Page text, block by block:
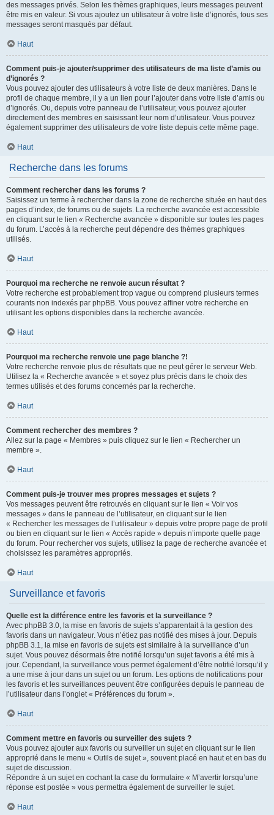
des messages privés. Selon les thèmes graphiques, leurs messages peuvent
être mis en valeur. Si vous ajoutez un utilisateur à votre liste d’ignorés, tous ses
messages seront masqués par défaut.
Haut
Comment puis-je ajouter/supprimer des utilisateurs de ma liste d’amis ou
d’ignorés ?
Vous pouvez ajouter des utilisateurs à votre liste de deux manières. Dans le
profil de chaque membre, il y a un lien pour l’ajouter dans votre liste d’amis ou
d’ignorés. Ou, depuis votre panneau de l’utilisateur, vous pouvez ajouter
directement des membres en saisissant leur nom d’utilisateur. Vous pouvez
également supprimer des utilisateurs de votre liste depuis cette même page.
Haut
Recherche dans les forums
Comment rechercher dans les forums ?
Saisissez un terme à rechercher dans la zone de recherche située en haut des
pages d’index, de forums ou de sujets. La recherche avancée est accessible
en cliquant sur le lien « Recherche avancée » disponible sur toutes les pages
du forum. L’accès à la recherche peut dépendre des thèmes graphiques
utilisés.
Haut
Pourquoi ma recherche ne renvoie aucun résultat ?
Votre recherche est probablement trop vague ou comprend plusieurs termes
courants non indexés par phpBB. Vous pouvez affiner votre recherche en
utilisant les options disponibles dans la recherche avancée.
Haut
Pourquoi ma recherche renvoie une page blanche ?!
Votre recherche renvoie plus de résultats que ne peut gérer le serveur Web.
Utilisez la « Recherche avancée » et soyez plus précis dans le choix des
termes utilisés et des forums concernés par la recherche.
Haut
Comment rechercher des membres ?
Allez sur la page « Membres » puis cliquez sur le lien « Rechercher un
membre ».
Haut
Comment puis-je trouver mes propres messages et sujets ?
Vos messages peuvent être retrouvés en cliquant sur le lien « Voir vos
messages » dans le panneau de l’utilisateur, en cliquant sur le lien
« Rechercher les messages de l’utilisateur » depuis votre propre page de profil
ou bien en cliquant sur le lien « Accès rapide » depuis n’importe quelle page
du forum. Pour rechercher vos sujets, utilisez la page de recherche avancée et
choisissez les paramètres appropriés.
Haut
Surveillance et favoris
Quelle est la différence entre les favoris et la surveillance ?
Avec phpBB 3.0, la mise en favoris de sujets s’apparentait à la gestion des
favoris dans un navigateur. Vous n’étiez pas notifié des mises à jour. Depuis
phpBB 3.1, la mise en favoris de sujets est similaire à la surveillance d’un
sujet. Vous pouvez désormais être notifié lorsqu’un sujet favoris a été mis à
jour. Cependant, la surveillance vous permet également d’être notifié lorsqu’il y
a une mise à jour dans un sujet ou un forum. Les options de notifications pour
les favoris et les surveillances peuvent être configurées depuis le panneau de
l’utilisateur dans l’onglet « Préférences du forum ».
Haut
Comment mettre en favoris ou surveiller des sujets ?
Vous pouvez ajouter aux favoris ou surveiller un sujet en cliquant sur le lien
approprié dans le menu « Outils de sujet », souvent placé en haut et en bas du
sujet de discussion.
Répondre à un sujet en cochant la case du formulaire « M’avertir lorsqu’une
réponse est postée » vous permettra également de surveiller le sujet.
Haut